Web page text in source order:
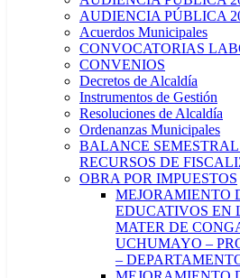
AUDIENCIA PÚBLICA
Acuerdos Municipales
CONVOCATORIAS
CONVENIOS
Decretos de Alcaldía
Instrumentos de Gestión
Resoluciones de Alcaldía
Ordenanzas Municipales
BALANCE
RECURSOS DE
OBRA POR IMPUESTOS
MEJORAMIENTO
EDUCATIVOS EN
MATER DE
UCHUMAYO –
–